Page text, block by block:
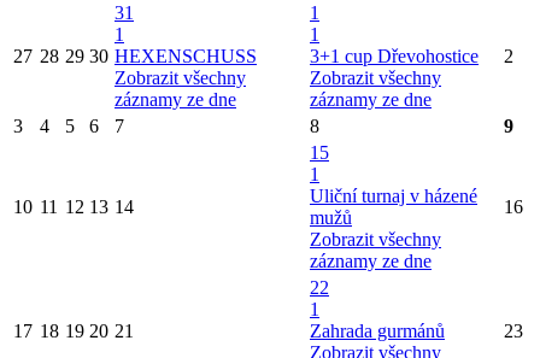
27 28 29 30
31
1
HEXENSCHUSS
Zobrazit všechny
záznamy ze dne
1
1
3+1 cup Dřevohostice
Zobrazit všechny
záznamy ze dne
2
3 4 5 6 7 8 9
10 11 12 13 14
15
1
Uliční turnaj v házené
mužů
Zobrazit všechny
záznamy ze dne
16
17 18 19 20 21
22
1
Zahrada gurmánů
Zobrazit všechny
23